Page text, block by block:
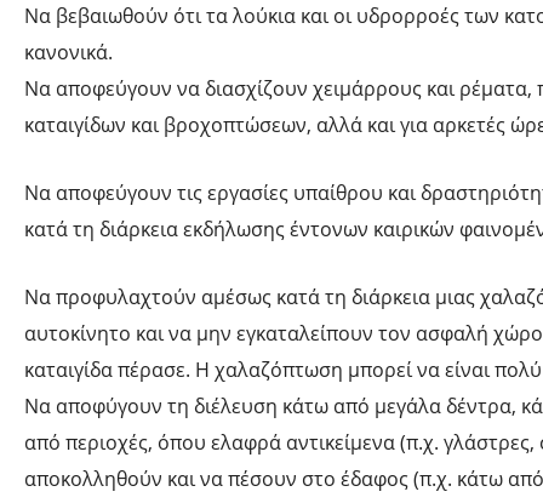
Να βεβαιωθούν ότι τα λούκια και οι υδρορροές των
κανονικά.
Να αποφεύγουν να διασχίζουν χειμάρρους και ρέματα,
καταιγίδων και βροχοπτώσεων, αλλά και για αρκετές
Να αποφεύγουν τις εργασίες υπαίθρου και
κατά τη διάρκεια εκδήλωσης έντονων καιρικών
Να προφυλαχτούν αμέσως κατά τη διάρκεια μιας
αυτοκίνητο και να μην εγκαταλείπουν τον ασφαλή
καταιγίδα πέρασε. Η χαλαζόπτωση μπορεί να είναι πολύ
Να αποφύγουν τη διέλευση κάτω από μεγάλα δέντρα,
από περιοχές, όπου ελαφρά αντικείμενα (π.χ.
αποκολληθούν και να πέσουν στο έδαφος (π.χ. κάτω